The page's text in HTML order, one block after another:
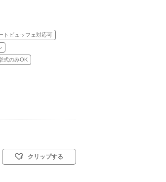
トビュッフェ対応可
式のみOK
式
クリップする